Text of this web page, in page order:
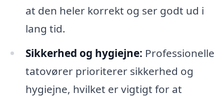
at den heler korrekt og ser godt ud i
lang tid.
Sikkerhed og hygiejne: Professionelle
tatovører prioriterer sikkerhed og
hygiejne, hvilket er vigtigt for at